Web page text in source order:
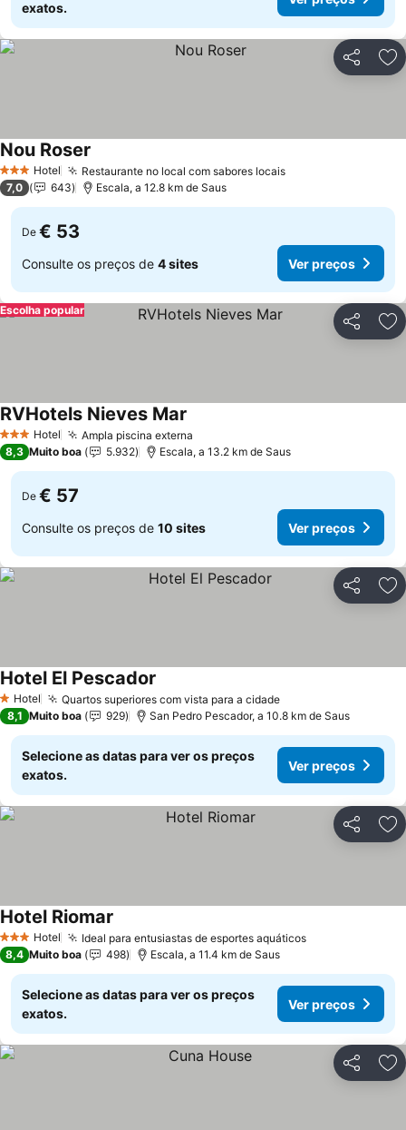
exatos.
Partilhar
3 EstrelasHotel Restaurante no local com sabores locais
Nou Roser
7,0 643 Escala, a 12.8 km de Saus
De € 53
Consulte os preços de 4 sites Ver preços
Partilhar
Escolha popular
3 EstrelasHotel Ampla piscina externa
RVHotels Nieves Mar
8,3 Muito boa 5.932 Escala, a 13.2 km de Saus
De € 57
Consulte os preços de 10 sites Ver preços
Partilhar
1 Estrelas
Hotel Quartos superiores com vista para a cidade
Hotel El Pescador
8,1 Muito boa 929 San Pedro Pescador, a 10.8 km de Saus
Selecione as datas para ver os preços
exatos.
Ver preços
Partilhar
3 EstrelasHotel Ideal para entusiastas de esportes aquáticos
Hotel Riomar
8,4 Muito boa 498 Escala, a 11.4 km de Saus
Selecione as datas para ver os preços
exatos.
Ver preços
Partilhar